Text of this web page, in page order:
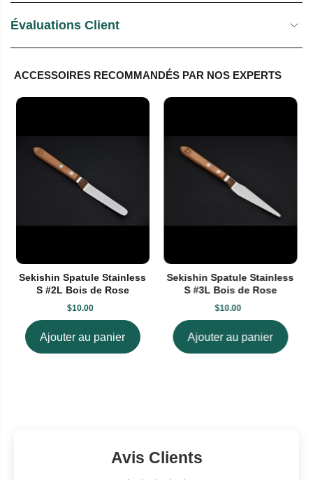
Évaluations Client
ACCESSOIRES RECOMMANDÉS PAR NOS EXPERTS
Sekishin Spatule Stainless
S #2L Bois de Rose
$10.00
Ajouter au panier
Sekishin Spatule Stainless
S #3L Bois de Rose
$10.00
Ajouter au panier
Avis Clients